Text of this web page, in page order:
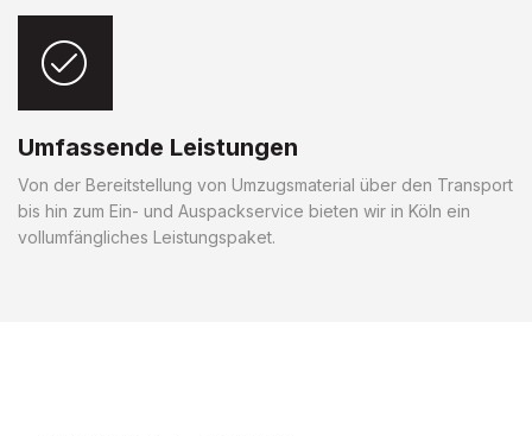
Umfassende Leistungen
Von der Bereitstellung von Umzugsmaterial über den Transport
bis hin zum Ein- und Auspackservice bieten wir in Köln ein
vollumfängliches Leistungspaket.